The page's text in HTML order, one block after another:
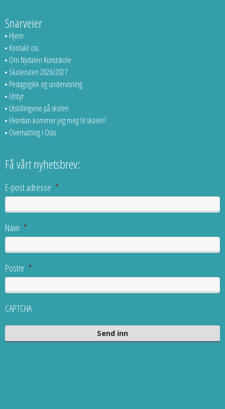
Snarveier
Hjem
Kontakt oss
Om Nydalen Kunstskole
Skoleruten 2026/2027
Pedagogikk og undervisning
Utstyr
Utstillingene på skolen
Hvordan kommer jeg meg til skolen?
Overnatting i Oslo
Få vårt nyhetsbrev:
E-post adresse *
Navn *
Postnr *
CAPTCHA